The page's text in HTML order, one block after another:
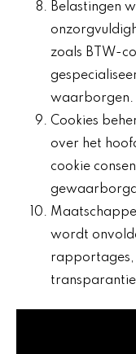
Belastingen
zoals BTW-
waarborgen.
Cookies
over het
cookie
wordt
rapportages,